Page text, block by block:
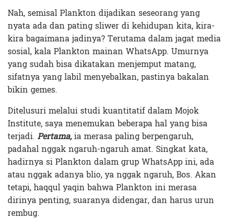
Nah, semisal Plankton dijadikan seseorang yang
nyata ada dan pating sliwer di kehidupan kita, kira-
kira bagaimana jadinya? Terutama dalam jagat media
sosial, kala Plankton mainan WhatsApp. Umurnya
yang sudah bisa dikatakan menjemput matang,
sifatnya yang labil menyebalkan, pastinya bakalan
bikin gemes.
Ditelusuri melalui studi kuantitatif dalam Mojok
Institute, saya menemukan beberapa hal yang bisa
terjadi. Pertama,ia merasa paling berpengaruh,
padahal nggak ngaruh-ngaruh amat. Singkat kata,
hadirnya si Plankton dalam grup WhatsApp ini, ada
atau nggak adanya blio, ya nggak ngaruh, Bos. Akan
tetapi, haqqul yaqin bahwa Plankton ini merasa
dirinya penting, suaranya didengar, dan harus urun
rembug.